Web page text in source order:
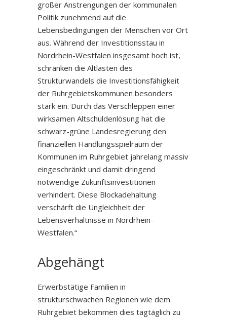
großer Anstrengungen der kommunalen
Politik zunehmend auf die
Lebensbedingungen der Menschen vor Ort
aus. Während der Investitionsstau in
Nordrhein-Westfalen insgesamt hoch ist,
schränken die Altlasten des
Strukturwandels die Investitionsfähigkeit
der Ruhrgebietskommunen besonders
stark ein. Durch das Verschleppen einer
wirksamen Altschuldenlösung hat die
schwarz-grüne Landesregierung den
finanziellen Handlungsspielraum der
Kommunen im Ruhrgebiet jahrelang massiv
eingeschränkt und damit dringend
notwendige Zukunftsinvestitionen
verhindert. Diese Blockadehaltung
verschärft die Ungleichheit der
Lebensverhältnisse in Nordrhein-
Westfalen.“
Abgehängt
Erwerbstätige Familien in
strukturschwachen Regionen wie dem
Ruhrgebiet bekommen dies tagtäglich zu